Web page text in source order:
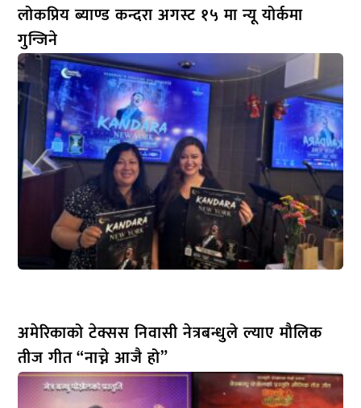
लोकप्रिय ब्याण्ड कन्दरा अगस्ट १५ मा न्यू योर्कमा
गुन्जिने
अमेरिकाको टेक्सस निवासी नेत्रबन्धुले ल्याए मौलिक
तीज गीत “नाच्ने आजै हो”